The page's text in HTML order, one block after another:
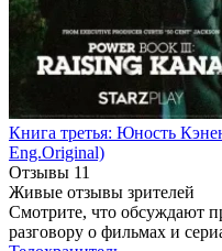
Книга третья: Юность
Eng.Original)
Отзывы 11
Живые отзывы зрителей
Смотрите, что обсуждают
разговору о фильмах и